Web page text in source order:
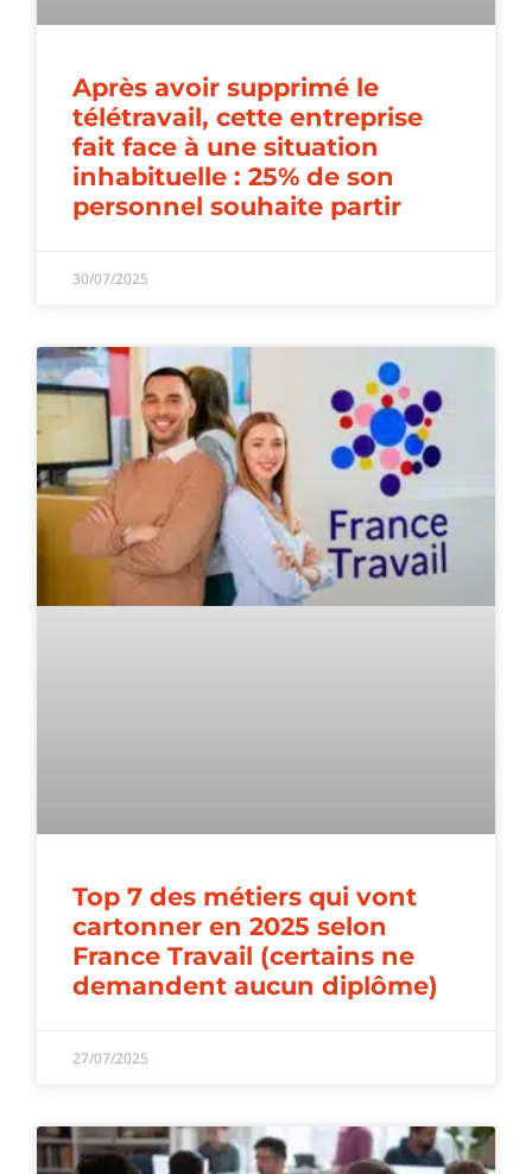
Après avoir supprimé le
télétravail, cette entreprise
fait face à une situation
inhabituelle : 25% de son
personnel souhaite partir
30/07/2025
Top 7 des métiers qui vont
cartonner en 2025 selon
France Travail (certains ne
demandent aucun diplôme)
27/07/2025